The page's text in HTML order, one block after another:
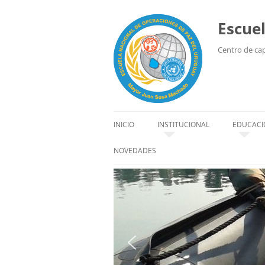
Centro de
INICIO INSTITUCIONAL
SEDE
ORGANIZACIÓN
AUTORIDADES
CÓDIGO DE CONDUCTA
NOVEDADES